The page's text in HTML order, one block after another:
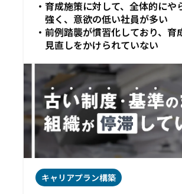
育成施策に対して、全体的にや
強く、意欲の低い社員が多い
前例踏襲が慣習化しており、育
見直しをかけられていない
キャリアプラン構築